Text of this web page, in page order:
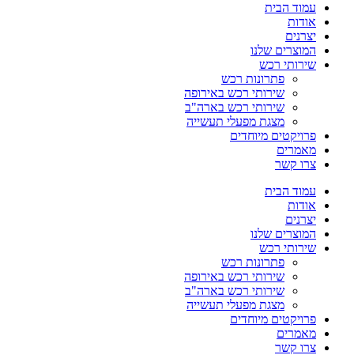
עמוד הבית
אודות
יצרנים
המוצרים שלנו
שירותי רכש
פתרונות רכש
שירותי רכש באירופה
שירותי רכש בארה"ב
מצגת מפעלי תעשייה
פרויקטים מיוחדים
מאמרים
צרו קשר
עמוד הבית
אודות
יצרנים
המוצרים שלנו
שירותי רכש
פתרונות רכש
שירותי רכש באירופה
שירותי רכש בארה"ב
מצגת מפעלי תעשייה
פרויקטים מיוחדים
מאמרים
צרו קשר